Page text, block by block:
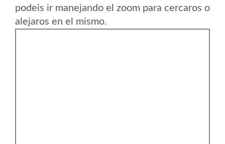
podeis ir manejando el zoom para cercaros o
alejaros en el mismo.